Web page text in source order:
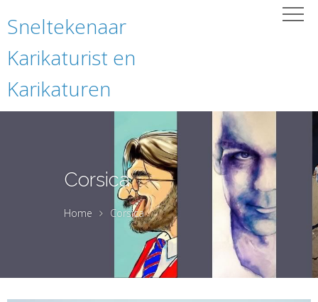
Sneltekenaar
Karikaturist en
Karikaturen
Corsica
Home Corsica